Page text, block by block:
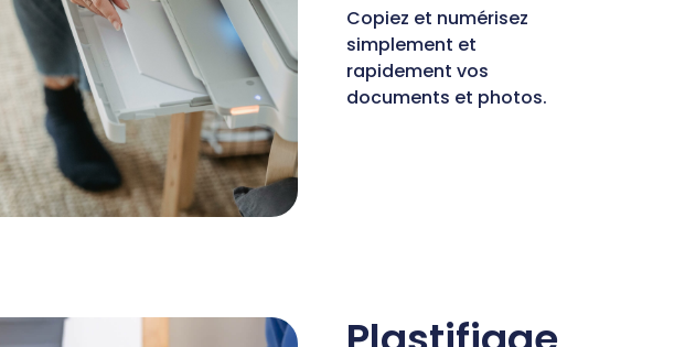
Copiez et numérisez
simplement et
rapidement vos
documents et photos.